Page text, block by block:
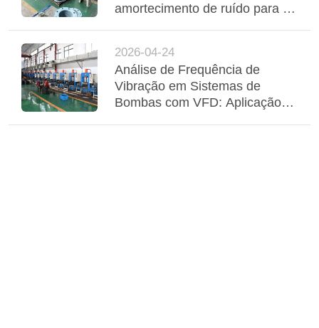
amortecimento de ruído para as
2026-04-24
Análise de Frequência de
Vibração em Sistemas de
Bombas com VFD: Aplicação